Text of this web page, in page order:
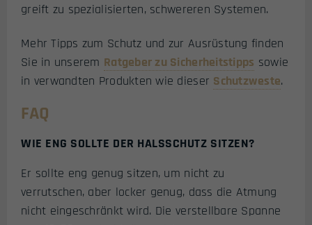
greift zu spezialisierten, schwereren Systemen.
Mehr Tipps zum Schutz und zur Ausrüstung finden
Sie in unserem Ratgeber zu Sicherheitstipps sowie
in verwandten Produkten wie dieser Schutzweste.
FAQ
WIE ENG SOLLTE DER HALSSCHUTZ SITZEN?
Er sollte eng genug sitzen, um nicht zu
verrutschen, aber locker genug, dass die Atmung
nicht eingeschränkt wird. Die verstellbare Spanne